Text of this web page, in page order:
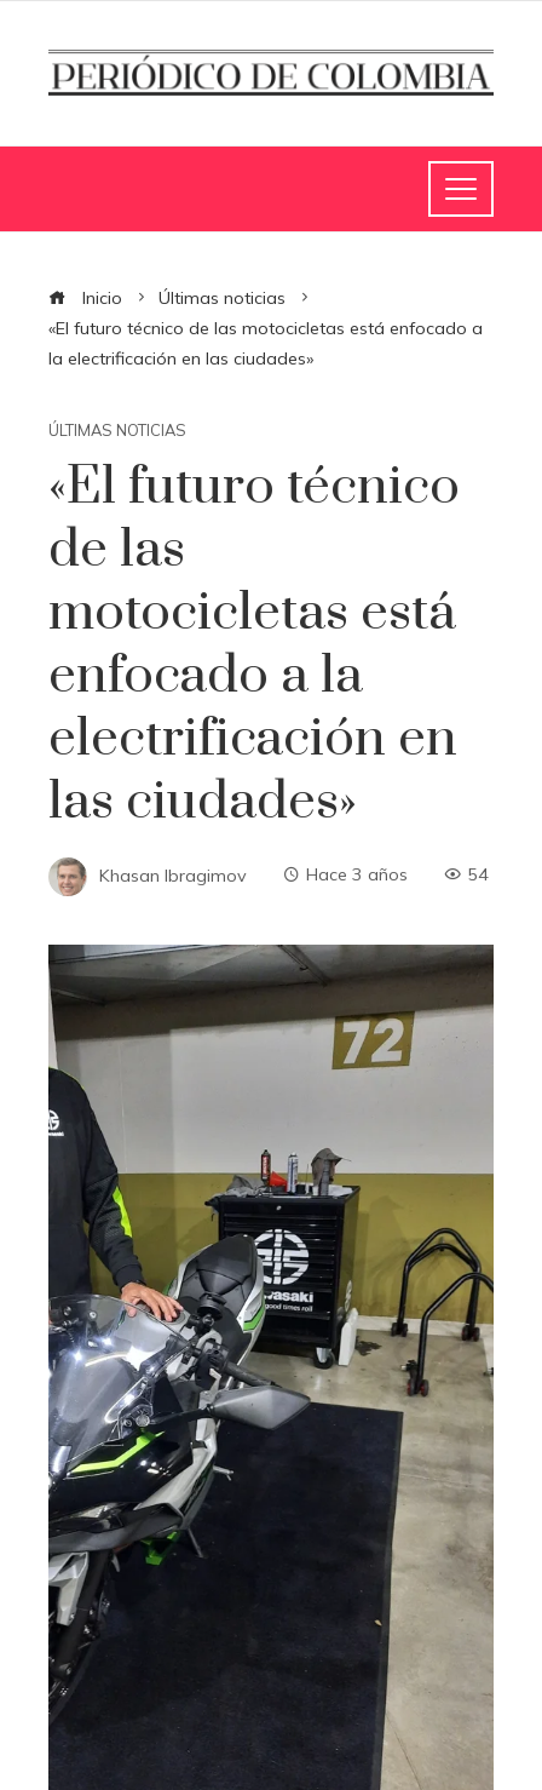
Inicio
Últimas noticias
«El futuro técnico de las motocicletas está enfocado a
la electrificación en las ciudades»
ÚLTIMAS NOTICIAS
«El futuro técnico
de las
motocicletas está
enfocado a la
electrificación en
las ciudades»
Khasan Ibragimov Hace 3 años 54